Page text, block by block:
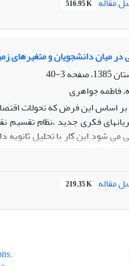
رابطه (مستقیم)
متغیرهاى اعتماد اجتماعى،
516.95 K
میان دانشجویان و متغیرهای
3-40
فاطمه جواهری
بر اساس این فرض که تحولات
فکری جدید ،نظام
شود.این کار با تحلیل
ها حاکی از آن است که
برخی از زیمنه ها هنوز واجد
محل سکونت،مدارای فکری،و
مقاله 219.35 K
.This work is licensed under a